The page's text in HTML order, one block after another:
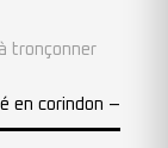
tronçonner
en corindon –